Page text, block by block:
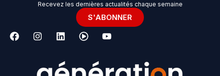
Recevez les dernières actualités chaque semaine
S'ABONNER